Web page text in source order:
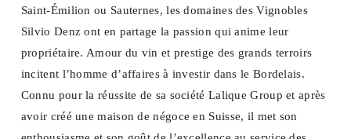
Saint-Émilion ou Sauternes, les domaines des Vignobles
Silvio Denz ont en partage la passion qui anime leur
propriétaire. Amour du vin et prestige des grands terroirs
incitent l’homme d’affaires à investir dans le Bordelais.
Connu pour la réussite de sa société Lalique Group et après
avoir créé une maison de négoce en Suisse, il met son